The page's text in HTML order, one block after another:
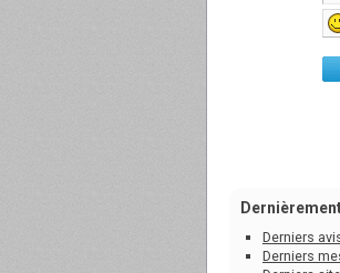
Derniers
Derniers